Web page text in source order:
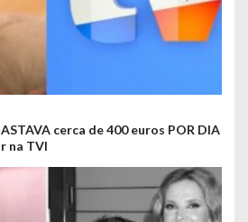
cerca de 400 euros POR DIA
na TVI